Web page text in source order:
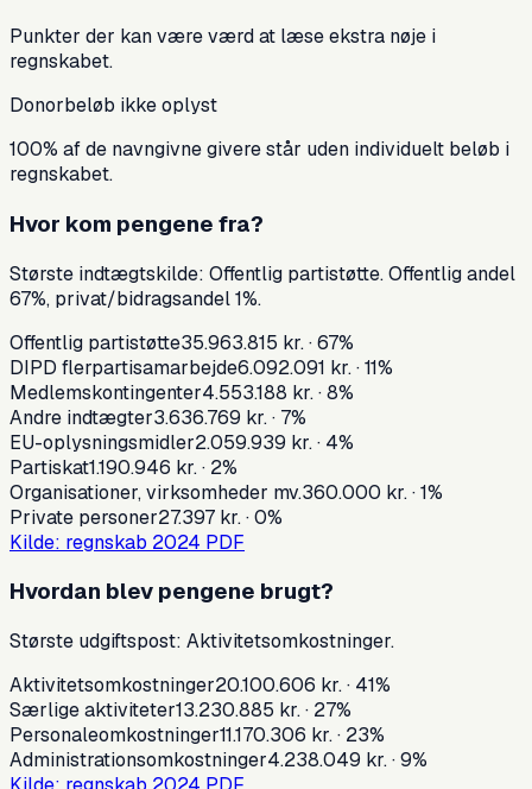
Punkter der kan være værd at læse ekstra nøje i
regnskabet.
Donorbeløb ikke oplyst
100% af de navngivne givere står uden individuelt beløb i
regnskabet.
Hvor kom pengene fra?
Største indtægtskilde: Offentlig partistøtte. Offentlig andel
67%, privat/bidragsandel1%.
Offentlig partistøtte35.963.815 kr.·67%
DIPD flerpartisamarbejde6.092.091 kr.·11%
Medlemskontingenter4.553.188 kr.·8%
Andre indtægter3.636.769 kr.· 7%
EU-oplysningsmidler2.059.939 kr.· 4%
Partiskat1.190.946 kr.· 2%
Organisationer, virksomheder mv.360.000 kr.·1%
Private personer27.397 kr.·0%
Kilde: regnskab 2024 PDF
Hvordan blev pengene brugt?
Største udgiftspost: Aktivitetsomkostninger.
Aktivitetsomkostninger20.100.606 kr.· 41%
Særlige aktiviteter13.230.885 kr.· 27%
Personaleomkostninger11.170.306 kr.· 23%
Administrationsomkostninger4.238.049 kr.·9%